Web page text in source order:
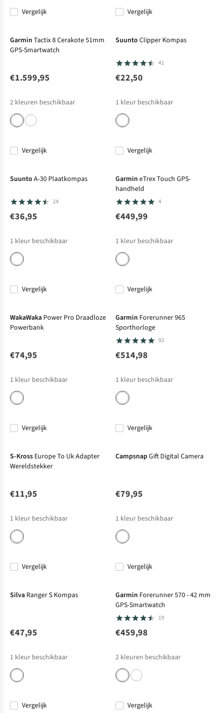
Vergelijk Vergelijk
Garmin Tactix 8 Cerakote 51mm
GPS-Smartwatch
€1.599,95
2 kleuren beschikbaar
Vergelijk
Suunto Clipper Kompas
41
€22,50
1 kleur beschikbaar
Vergelijk
Suunto A-30 Plaatkompas
24
€36,95
1 kleur beschikbaar
Vergelijk
Garmin eTrex Touch GPS-
handheld
4
€449,99
1 kleur beschikbaar
Vergelijk
WakaWaka Power Pro Draadloze
Powerbank
€74,95
1 kleur beschikbaar
Vergelijk
Garmin Forerunner 965
Sporthorloge
92
€514,98
1 kleur beschikbaar
Vergelijk
S-Kross Europe To Uk Adapter
Wereldstekker
€11,95
1 kleur beschikbaar
Vergelijk
CampsnapGift Digital Camera
€79,95
1 kleur beschikbaar
Vergelijk
Silva Ranger S Kompas
€47,95
1 kleur beschikbaar
Vergelijk
Garmin Forerunner 570 - 42 mm
GPS-Smartwatch
19
€459,98
2 kleuren beschikbaar
Vergelijk